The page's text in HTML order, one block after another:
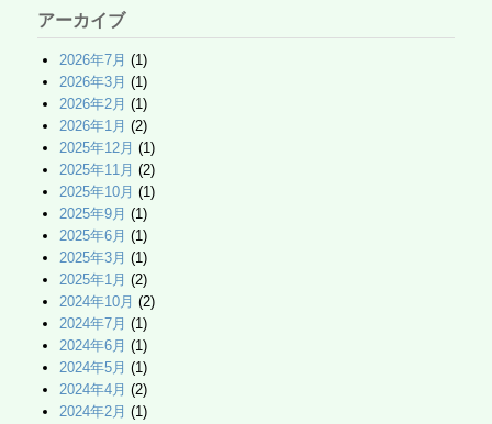
アーカイブ
2026年7月 (1)
2026年3月 (1)
2026年2月 (1)
2026年1月 (2)
2025年12月 (1)
2025年11月 (2)
2025年10月 (1)
2025年9月 (1)
2025年6月 (1)
2025年3月 (1)
2025年1月 (2)
2024年10月 (2)
2024年7月 (1)
2024年6月 (1)
2024年5月 (1)
2024年4月 (2)
2024年2月 (1)